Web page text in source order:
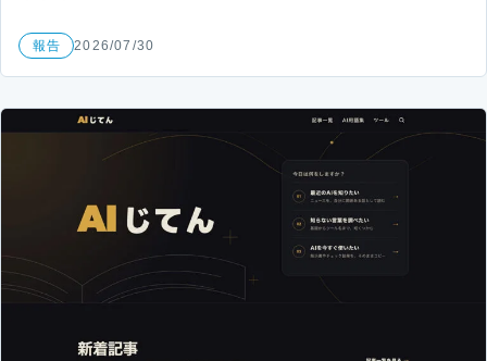
報告 2026/07/30